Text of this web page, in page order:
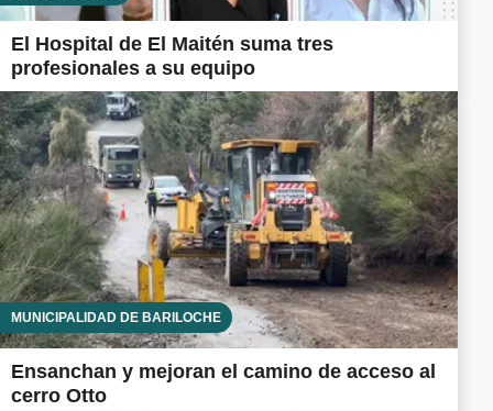
El Hospital de El Maitén suma tres
profesionales a su equipo
MUNICIPALIDAD DE BARILOCHE
Ensanchan y mejoran el camino de acceso al
cerro Otto